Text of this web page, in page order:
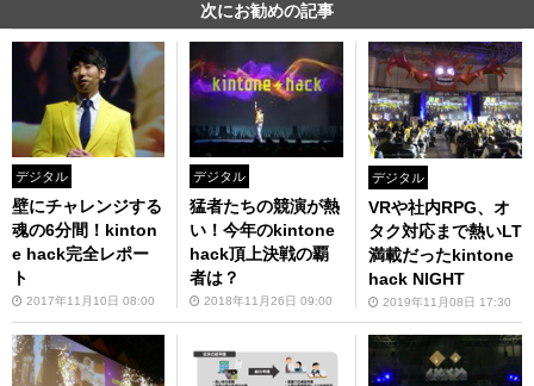
次にお勧めの記事
デジタル
壁にチャレンジする
魂の6分間！kinton
e hack完全レポー
ト
2017年11月10日 08:00
デジタル
猛者たちの競演が熱
い！今年のkintone
hack頂上決戦の覇
者は？
2018年11月26日 09:00
デジタル
VRや社内RPG、オ
タク対応まで熱いLT
満載だったkintone
hack NIGHT
2019年11月08日 17:30